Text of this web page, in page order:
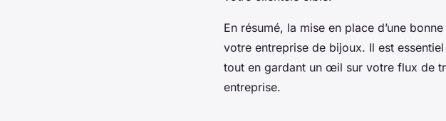
En résumé, la mise en place d’une
votre entreprise de bijoux. Il est
tout en gardant un œil sur votre flux de
entreprise.